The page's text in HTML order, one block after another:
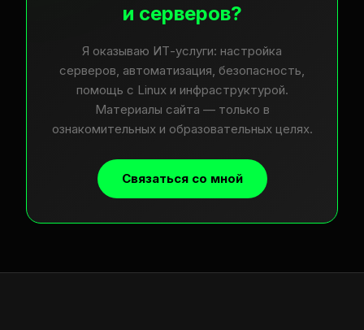
и серверов?
Я оказываю ИТ-услуги: настройка
серверов, автоматизация, безопасность,
помощь с Linux и инфраструктурой.
Материалы сайта — только в
ознакомительных и образовательных целях.
Связаться со мной